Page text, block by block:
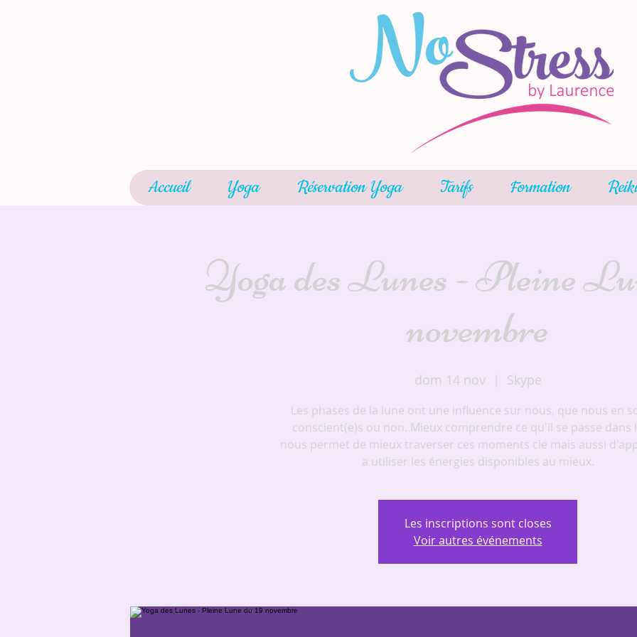
Accueil Yoga Réservation Yoga Tarifs Formation Reiki
Yoga des Lunes - Pleine
novembre
dom 14 nov
  |
Skype
Les phases de la lune ont une influence sur nous, que nous en
conscient(e)s ou non. Mieux comprendre ce qu'il se passe dans
nous permet de mieux traverser ces moments clé mais aussi
a utiliser les énergies disponibles au mieux.
Les inscriptions sont closes
Voir autres événements